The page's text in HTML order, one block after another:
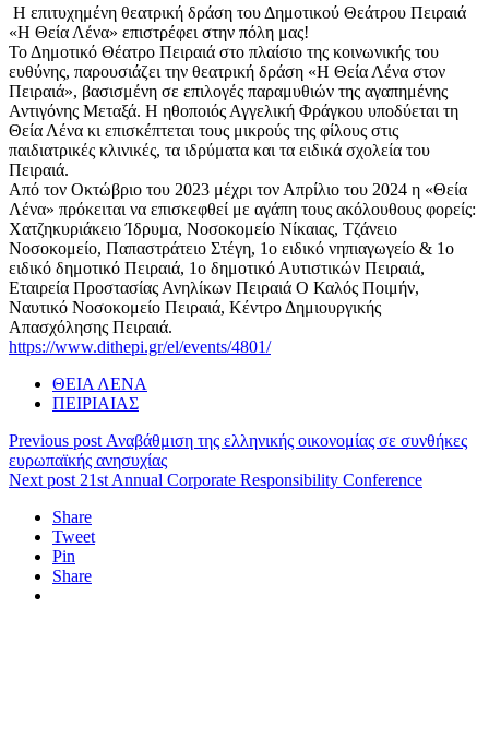
Η επιτυχημένη θεατρική δράση του Δημοτικού Θεάτρου Πειραιά
«Η Θεία Λένα» επιστρέφει στην πόλη μας!
Το Δημοτικό Θέατρο Πειραιά στο πλαίσιο της κοινωνικής του
ευθύνης, παρουσιάζει την θεατρική δράση «Η Θεία Λένα στον
Πειραιά», βασισμένη σε επιλογές παραμυθιών της αγαπημένης
Αντιγόνης Μεταξά. Η ηθοποιός Αγγελική Φράγκου υποδύεται τη
Θεία Λένα κι επισκέπτεται τους μικρούς της φίλους στις
παιδιατρικές κλινικές, τα ιδρύματα και τα ειδικά σχολεία του
Πειραιά.
Από τον Οκτώβριο του 2023 μέχρι τον Απρίλιο του 2024 η «Θεία
Λένα» πρόκειται να επισκεφθεί με αγάπη τους ακόλουθους φορείς:
Χατζηκυριάκειο Ίδρυμα, Νοσοκομείο Νίκαιας, Τζάνειο
Νοσοκομείο, Παπαστράτειο Στέγη, 1ο ειδικό νηπιαγωγείο & 1ο
ειδικό δημοτικό Πειραιά, 1ο δημοτικό Αυτιστικών Πειραιά,
Εταιρεία Προστασίας Ανηλίκων Πειραιά Ο Καλός Ποιμήν,
Ναυτικό Νοσοκομείο Πειραιά, Κέντρο Δημιουργικής
Απασχόλησης Πειραιά.
https://www.dithepi.gr/el/events/4801/
ΘΕΙΑ ΛΕΝΑ
ΠΕΙΡΙΑΙΑΣ
Previous post Αναβάθμιση της ελληνικής οικονομίας σε συνθήκες
ευρωπαϊκής ανησυχίας
Next post 21st Annual Corporate Responsibility Conference
Share
Tweet
Pin
Share